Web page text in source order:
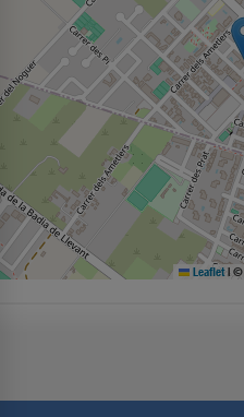
Leaflet | ©